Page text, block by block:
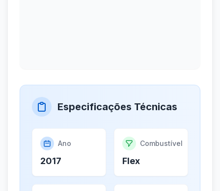
Especificações Técnicas
Ano
2017
Combustível
Flex